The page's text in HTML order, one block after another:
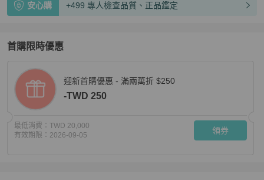
安心購 +499 專人檢查品質、正品鑑定
首購限時優惠
迎新首購優惠 - 滿兩萬折 $250
-TWD 250
最低消費： TWD 20,000
有效期限： 2026-09-05 領券